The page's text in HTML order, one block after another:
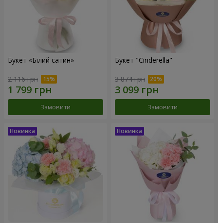
Букет «Білий сатин»
2 116 грн
Замовити
Букет "Cinderella"
3 874 грн
Замовити